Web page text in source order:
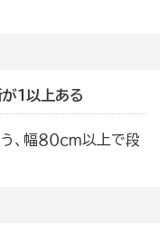
１以上ある
幅８０ｃｍ以上で段